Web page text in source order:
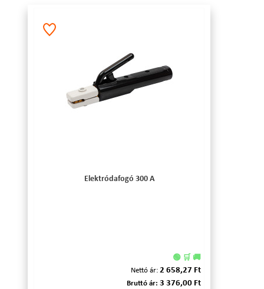
Elektródafogó 300 A
🟢 🛒 🚚
Nettó ár: 2 658,27 Ft
Bruttó ár: 3 376,00 Ft